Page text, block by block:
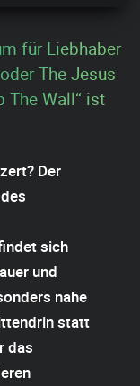
für Liebhaber
The Jesus
The Wall“ ist
Der
sich
und
nahe
statt
das